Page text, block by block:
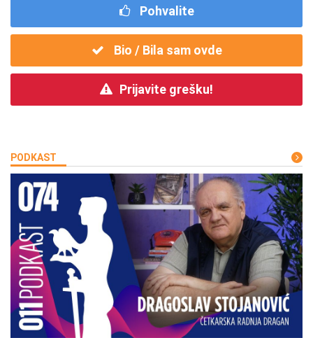
Pohvalite
Bio / Bila sam ovde
Prijavite grešku!
PODKAST